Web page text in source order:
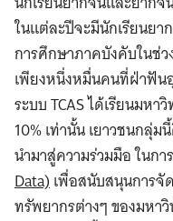
ในแต่ละปีจะมีนักเรียนย
การศึกษาภาคบังคับในช่ว
เพียงหนึ่งหมื่นคนที่ฝ่าฟัน
ระบบ TCAS ได้เรียนมห
10% เท่านั้น เยาวชนกลุ่
นำมาสู่ความร่วมมือ ในก
Data)เพื่อสนับสนุนการจั
ทรัพยากรต่างๆ ของมหา